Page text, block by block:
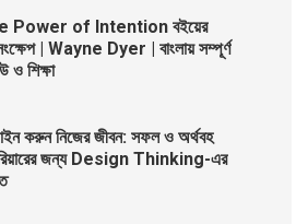
Power of Intention বইয়ের
| Wayne Dyer | বাংলায় সম্পূর্ণ
ও শিক্ষা
করুন নিজের জীবন: সফল ও অর্থবহ
জন্য Design Thinking-এর